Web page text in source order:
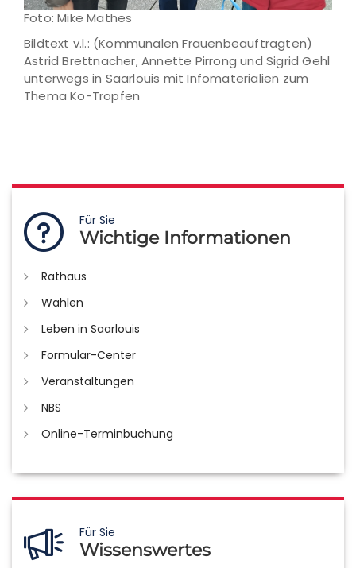
Foto: Mike Mathes
Bildtext v.l.: (Kommunalen Frauenbeauftragten)
Astrid Brettnacher, Annette Pirrong und Sigrid Gehl
unterwegs in Saarlouis mit Infomaterialien zum
Thema Ko-Tropfen
Für Sie
Wichtige Informationen
Rathaus
Wahlen
Leben in Saarlouis
Formular-Center
Veranstaltungen
NBS
Online-Terminbuchung
Für Sie
Wissenswertes